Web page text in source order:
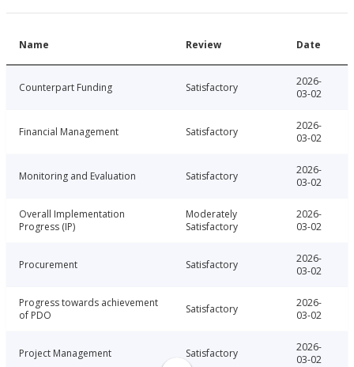
Name Review Date
Counterpart Funding Satisfactory
2026-
03-02
Financial Management Satisfactory
2026-
03-02
Monitoring and Evaluation Satisfactory
2026-
03-02
Overall Implementation
Progress (IP)
Moderately
Satisfactory
2026-
03-02
Procurement Satisfactory
2026-
03-02
Progress towards achievement
of PDO
Satisfactory
2026-
03-02
Project Management Satisfactory
2026-
03-02